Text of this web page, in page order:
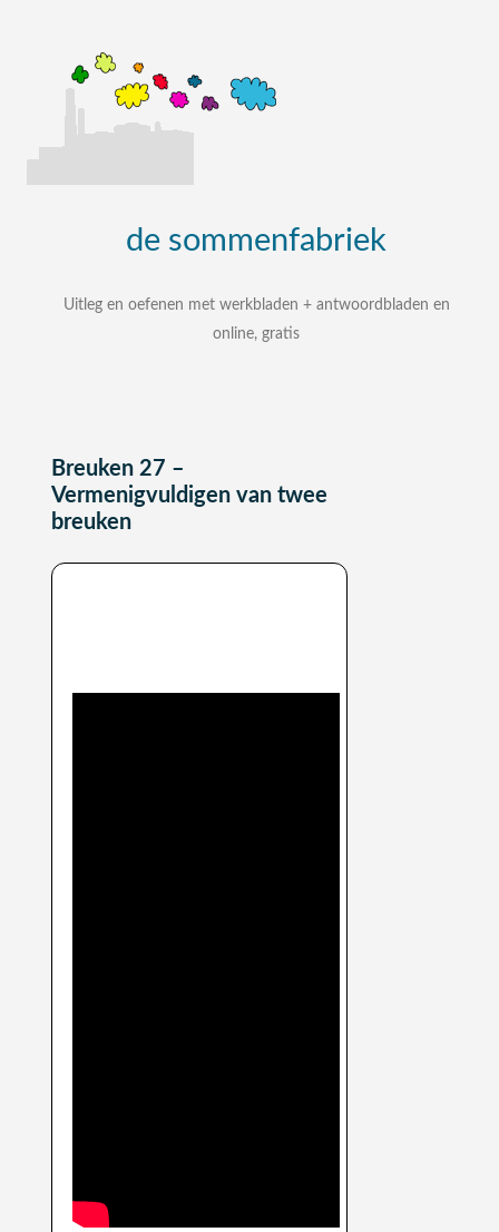
de sommenfabriek
Uitleg en oefenen met werkbladen + antwoordbladen en
online, gratis
Breuken 27 –
Vermenigvuldigen van twee
breuken